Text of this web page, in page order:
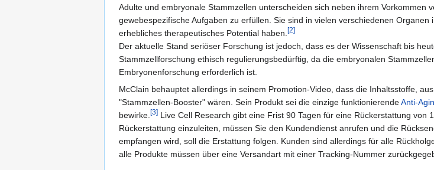
Adulte und embryonale Stammzellen unterscheiden sich neben ihrem
gewebespezifische Aufgaben zu erfüllen. Sie sind in vielen verschiedenen
erhebliches therapeutisches Potential haben.[2]
Der aktuelle Stand seriöser Forschung ist jedoch, dass es der Wissenschaft bis
Stammzellforschung ethisch regulierungsbedürftig, da die embryonalen
Embryonenforschung erforderlich ist.
McClain behauptet allerdings in seinem Promotion-Video, dass die Inhaltsstoffe,
"Stammzellen-Booster" wären. Sein Produkt sei die einzige funktionierendeAnti-
bewirke.[3] Live Cell Research gibt eine Frist 90 Tagen für eine Rückerstattung
Rückerstattung einzuleiten, müssen Sie den Kundendienst anrufen und die
empfangen wird, soll die Erstattung folgen. Kunden sind allerdings für alle
alle Produkte müssen über eine Versandart mit einer Tracking-Nummer